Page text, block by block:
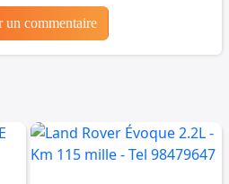
un commentaire